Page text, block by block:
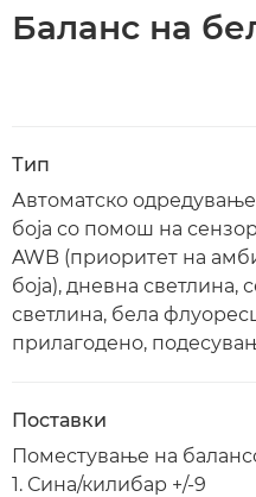
Баланс на
Тип
Автоматско
боја со помош на сензор
AWB (приоритет на
боја), дневна светлина,
светлина, бела
прилагодено,
Поставки
Поместување на
1. Сина/килибар +/-9